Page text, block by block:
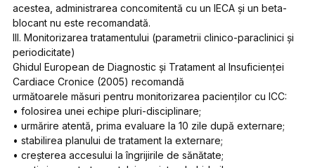
acestea, administrarea concomitentă cu un IECA şi un beta-
blocant nu este recomandată.
III. Monitorizarea tratamentului (parametrii clinico-paraclinici şi
periodicitate)
Ghidul European de Diagnostic şi Tratament al Insuficienţei
Cardiace Cronice (2005) recomandă
următoarele măsuri pentru monitorizarea pacienţilor cu ICC:
• folosirea unei echipe pluri-disciplinare;
• urmărire atentă, prima evaluare la 10 zile după externare;
• stabilirea planului de tratament la externare;
• creşterea accesului la îngrijirile de sănătate;